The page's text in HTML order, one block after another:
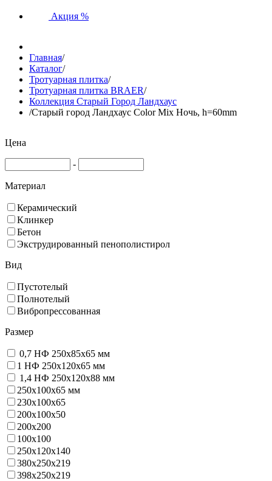
Акция %
Главная/
Каталог/
Тротуарная плитка/
Тротуарная плитка BRAER/
Коллекция Старый Город Ландхаус
/Старый город Ландхаус Color Mix Ночь, h=60mm
Цена
-
Материал
Керамический
Клинкер
Бетон
Экструдированный пенополистирол
Вид
Пустотелый
Полнотелый
Вибропрессованная
Размер
0,7 НФ 250х85х65 мм
1 НФ 250х120х65 мм
1,4 НФ 250х120х88 мм
250х100х65 мм
230х100х65
200x100x50
200х200
100х100
250х120х140
380х250х219
398х250х219